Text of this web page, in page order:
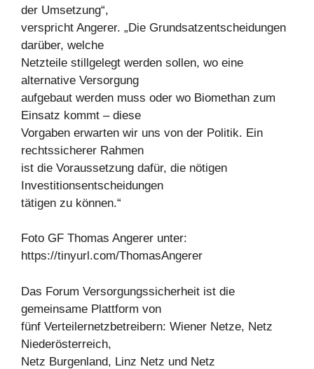
der Umsetzung“,
verspricht Angerer. „Die Grundsatzentscheidungen
darüber, welche
Netzteile stillgelegt werden sollen, wo eine
alternative Versorgung
aufgebaut werden muss oder wo Biomethan zum
Einsatz kommt – diese
Vorgaben erwarten wir uns von der Politik. Ein
rechtssicherer Rahmen
ist die Voraussetzung dafür, die nötigen
Investitionsentscheidungen
tätigen zu können.“
Foto GF Thomas Angerer unter:
https://tinyurl.com/ThomasAngerer
Das Forum Versorgungssicherheit ist die
gemeinsame Plattform von
fünf Verteilernetzbetreibern: Wiener Netze, Netz
Niederösterreich,
Netz Burgenland, Linz Netz und Netz